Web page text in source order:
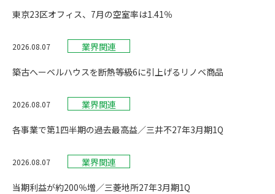
東京23区オフィス、7月の空室率は1.41％
2026.08.07 業界関連
築古へーベルハウスを断熱等級6に引上げるリノベ商品
2026.08.07 業界関連
各事業で第1四半期の過去最高益／三井不27年3月期1Q
2026.08.07 業界関連
当期利益が約200％増／三菱地所27年3月期1Q